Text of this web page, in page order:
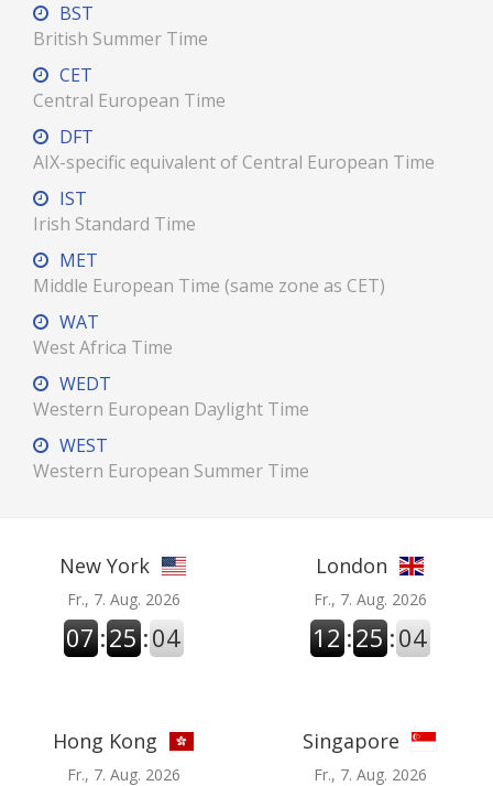
BST
British Summer Time
CET
Central European Time
DFT
AIX-specific equivalent of Central European Time
IST
Irish Standard Time
MET
Middle European Time (same zone as CET)
WAT
West Africa Time
WEDT
Western European Daylight Time
WEST
Western European Summer Time
New York
Fr., 7. Aug. 2026
07 :25 :04
London
Fr., 7. Aug. 2026
12 :25 :04
Hong Kong
Fr., 7. Aug. 2026
Singapore
Fr., 7. Aug. 2026